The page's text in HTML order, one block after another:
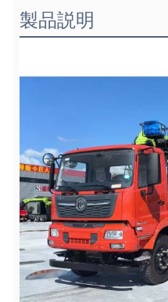
製品説明